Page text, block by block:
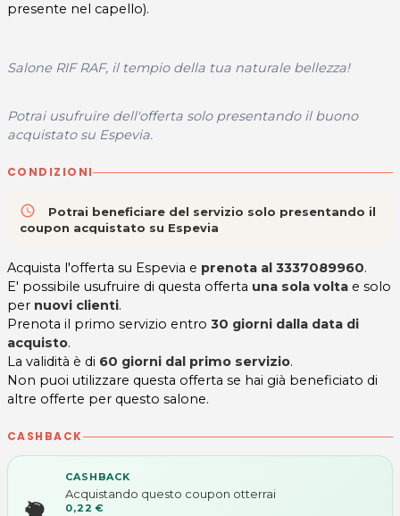
presente nel capello).
Salone RIF RAF, il tempio della tua naturale bellezza!
Potrai usufruire dell'offerta solo presentando il buono
acquistato su Espevia.
CONDIZIONI
access_time
Potrai beneficiare del servizio solo presentando il
coupon acquistato su Espevia
Acquista l'offerta su Espevia e prenota al 3337089960.
E' possibile usufruire di questa offerta una sola volta e solo
per nuovi clienti.
Prenota il primo servizio entro 30 giorni dalla data di
acquisto.
La validità è di 60 giorni dal primo servizio.
Non puoi utilizzare questa offerta se hai già beneficiato di
altre offerte per questo salone.
CASHBACK
CASHBACK
Acquistando questo coupon otterrai
0,22 €